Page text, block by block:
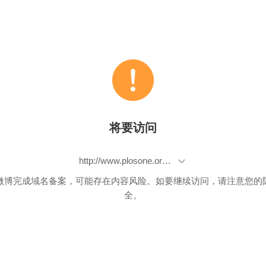
将要访问
http://www.plosone.org/annotation/listThread.action?root=64751
博完成域名备案，可能存在内容风险。如要继续访问，请注意您的
全。